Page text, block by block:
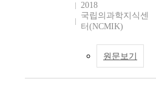
2018
국립의과학지식센
터(NCMIK)
원문보기